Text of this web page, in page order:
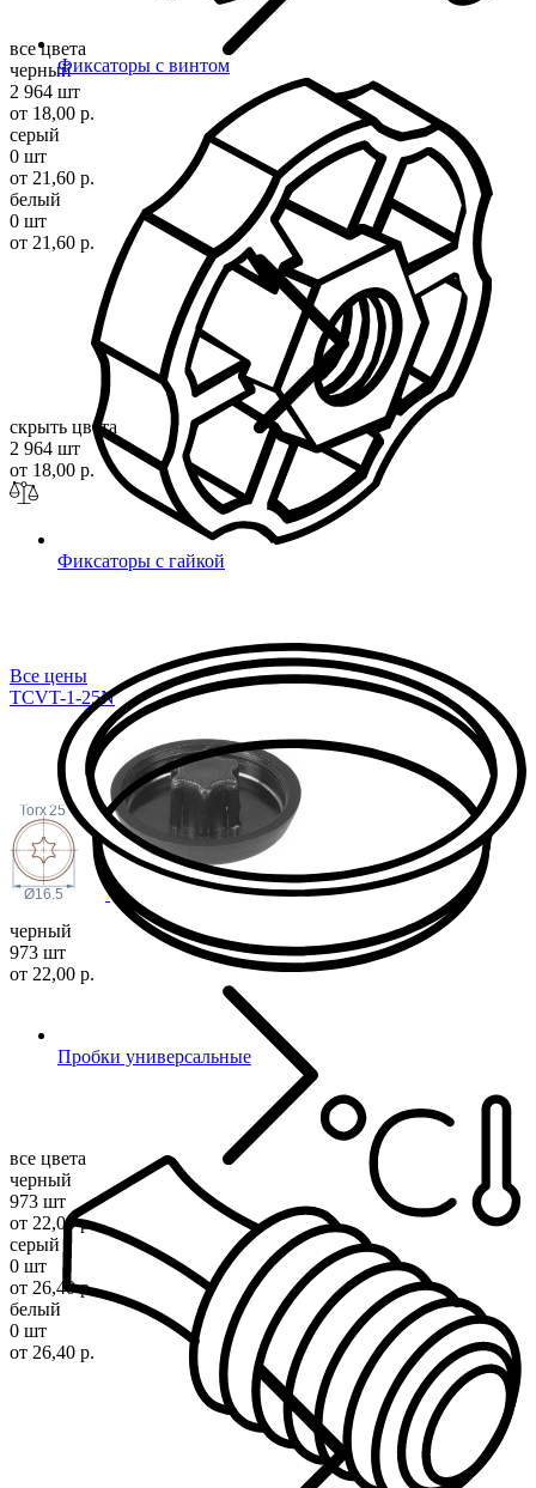
Фиксаторы с винтом
Фиксаторы с гайкой
Пробки универсальные
все цвета
черный
2 964 шт
от 18,00 р.
серый
0 шт
от 21,60 р.
белый
0 шт
от 21,60 р.
скрыть цвета
2 964 шт
от 18,00 р.
Все цены
TCVT-1-25N
Ø16.5
Torx 25
черный
973 шт
от 22,00 р.
все цвета
черный
973 шт
от 22,00 р.
серый
0 шт
от 26,40 р.
белый
0 шт
от 26,40 р.